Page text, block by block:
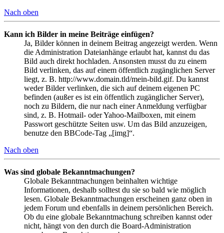
Nach oben
Kann ich Bilder in meine Beiträge einfügen?
Ja, Bilder können in deinem Beitrag angezeigt werden. Wenn
die Administration Dateianhänge erlaubt hat, kannst du das
Bild auch direkt hochladen. Ansonsten musst du zu einem
Bild verlinken, das auf einem öffentlich zugänglichen Server
liegt, z. B. http://www.domain.tld/mein-bild.gif. Du kannst
weder Bilder verlinken, die sich auf deinem eigenen PC
befinden (außer es ist ein öffentlich zugänglicher Server),
noch zu Bildern, die nur nach einer Anmeldung verfügbar
sind, z. B. Hotmail- oder Yahoo-Mailboxen, mit einem
Passwort geschützte Seiten usw. Um das Bild anzuzeigen,
benutze den BBCode-Tag „[img]“.
Nach oben
Was sind globale Bekanntmachungen?
Globale Bekanntmachungen beinhalten wichtige
Informationen, deshalb solltest du sie so bald wie möglich
lesen. Globale Bekanntmachungen erscheinen ganz oben in
jedem Forum und ebenfalls in deinem persönlichen Bereich.
Ob du eine globale Bekanntmachung schreiben kannst oder
nicht, hängt von den durch die Board-Administration